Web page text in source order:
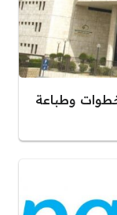
وطباعة